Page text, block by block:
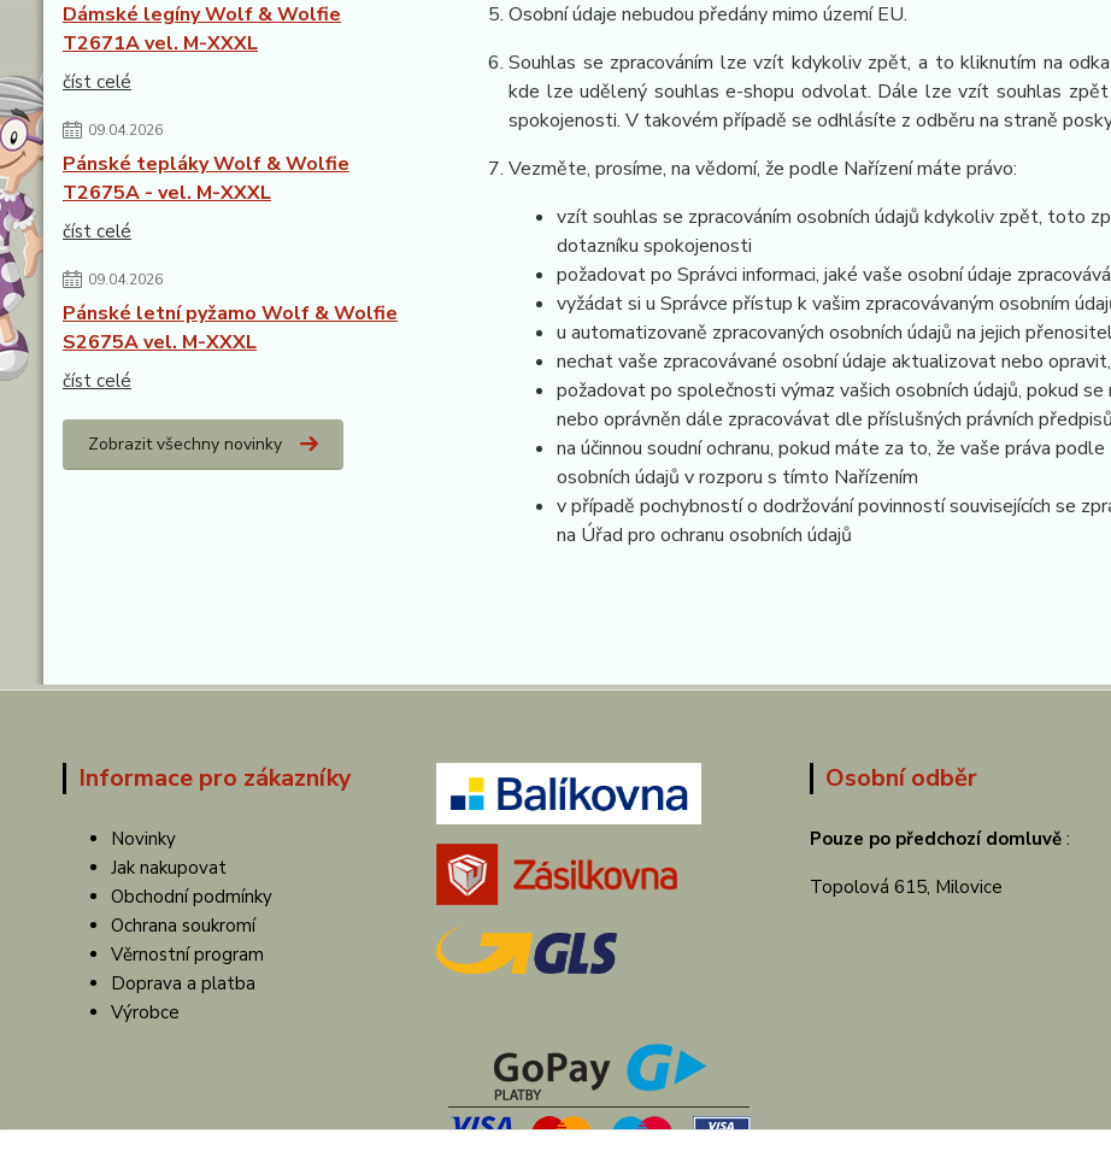
Dámské legíny Wolf & Wolfie
T2671A vel. M-XXXL
číst celé
09.04.2026
Pánské tepláky Wolf & Wolfie
T2675A - vel. M-XXXL
číst celé
09.04.2026
Pánské letní pyžamo Wolf & Wolfie
S2675A vel. M-XXXL
číst celé
Zobrazit všechny novinky
Osobní údaje nebudou předány mimo území EU.
Souhlas se zpracováním lze vzít kdykoliv zpět, a to kliknutím na
kde lze udělený souhlas e-shopu odvolat. Dále lze vzít souhlas
spokojenosti. V takovém případě se odhlásíte z odběru na straně
Vezměte, prosíme, na vědomí, že podle Nařízení máte právo:
vzít souhlas se zpracováním osobních údajů kdykoliv zpět, toto
dotazníku spokojenosti
požadovat po Správci informaci, jaké vaše osobní údaje zpracovává
vyžádat si u Správce přístup k vašim zpracovávaným osobním
u automatizovaně zpracovaných osobních údajů na jejich
nechat vaše zpracovávané osobní údaje aktualizovat nebo
požadovat po společnosti výmaz vašich osobních údajů, pokud
nebo oprávněn dále zpracovávat dle příslušných právních předpisů
na účinnou soudní ochranu, pokud máte za to, že vaše práva
osobních údajů v rozporu s tímto Nařízením
v případě pochybností o dodržování povinností souvisejících se
na Úřad pro ochranu osobních údajů
Informace pro zákazníky
Novinky
Jak nakupovat
Obchodní podmínky
Ochrana soukromí
Věrnostní program
Doprava a platba
Výrobce
Osobní odběr
Pouze po předchozí domluvě :
Topolová 615, Milovice